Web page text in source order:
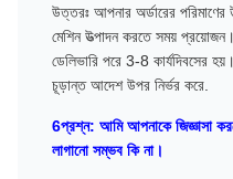
উত্তরঃ আপনার অর্ডারের
মেশিন উত্পাদন করতে সময়
ডেলিভারি পরে 3-8 কার্যদিবসের
চূড়ান্ত আদেশ উপর নির্ভর করে.
6প্রশ্ন: আমি আপনাকে জিজ্ঞাসা
লাগানো সম্ভব কি না।